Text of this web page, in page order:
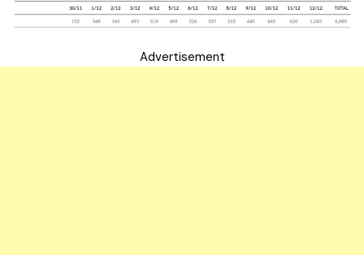
Advertisement